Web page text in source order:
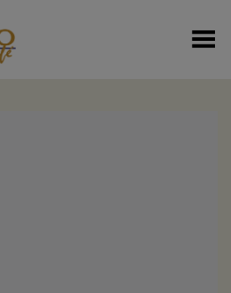
Menú Alterno